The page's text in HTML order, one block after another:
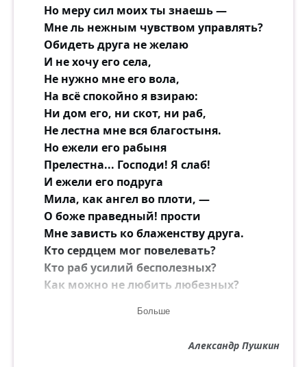
Но меру сил моих ты знаешь —
Мне ль нежным чувством управлять?
Обидеть друга не желаю
И не хочу его села,
Не нужно мне его вола,
На всё спокойно я взираю:
Ни дом его, ни скот, ни раб,
Не лестна мне вся благостыня.
Но ежели его рабыня
Прелестна... Господи! Я слаб!
И ежели его подруга
Мила, как ангел во плоти, —
О боже праведный! прости
Мне зависть ко блаженству друга.
Кто сердцем мог повелевать?
Кто раб усилий бесполезных?
Как можно не любить любезных?
Смотрю, томлюся и вздыхаю,
Страшусь желаньям сердца льстить,
Больше
Александр Пушкин